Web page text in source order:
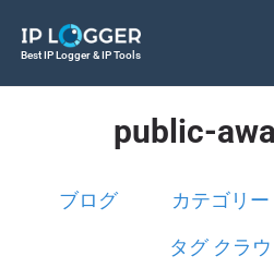
Best IP Logger & IP Tools
public-
ブログ カテゴリー
タグ クラ